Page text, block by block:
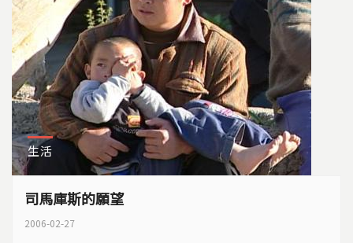
生活
司馬庫斯的願望
2006-02-27